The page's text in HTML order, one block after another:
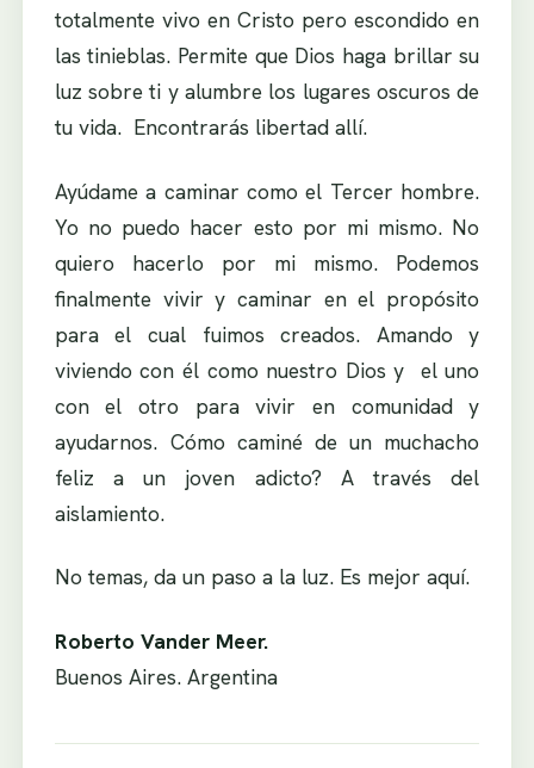
totalmente vivo en Cristo pero escondido en
las tinieblas. Permite que Dios haga brillar su
luz sobre ti y alumbre los lugares oscuros de
tu vida. Encontrarás libertad allí.
Ayúdame a caminar como el Tercer hombre.
Yo no puedo hacer esto por mi mismo. No
quiero hacerlo por mi mismo. Podemos
finalmente vivir y caminar en el propósito
para el cual fuimos creados. Amando y
viviendo con él como nuestro Dios y el uno
con el otro para vivir en comunidad y
ayudarnos. Cómo caminé de un muchacho
feliz a un joven adicto? A través del
aislamiento.
No temas, da un paso a la luz. Es mejor aquí.
Roberto Vander Meer.
Buenos Aires. Argentina